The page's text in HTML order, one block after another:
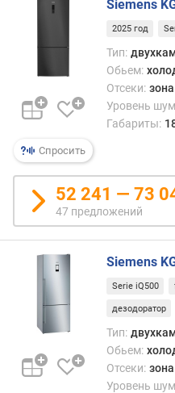
и
л
ь
о
й
к
а
м
е
о
л
Спросить
Siemens
2025 год
Тип:
Обьем:
Отсеки:
Уровень
Габариты:
52 241 — 73
47 предложений
Siemens
Serie iQ500
дезодоратор
Тип:
Обьем:
Отсеки:
Уровень